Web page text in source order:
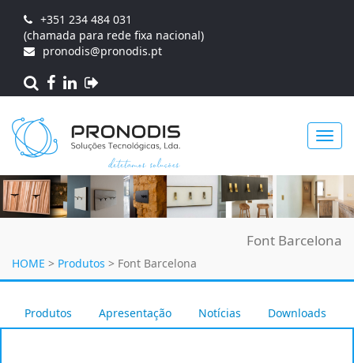
+351 234 484 031
(chamada para rede fixa nacional)
pronodis@pronodis.pt
Font Barcelona
HOME > Produtos > Font Barcelona
Produtos Apresentação Notícias Downloads